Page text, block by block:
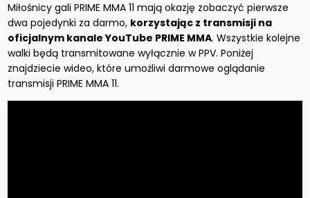
Miłośnicy gali PRIME MMA 11 mają okazję zobaczyć pierwsze
dwa pojedynki za darmo, korzystając z transmisji na
oficjalnym kanale YouTube PRIME MMA. Wszystkie kolejne
walki będą transmitowane wyłącznie w PPV. Poniżej
znajdziecie wideo, które umożliwi darmowe oglądanie
transmisji PRIME MMA 11.